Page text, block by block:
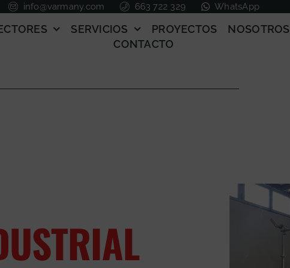
info@varmany.com 663 722 329 WhatsApp
SERVICIOS PROYECTOS NOSOTROS
CONTACTO